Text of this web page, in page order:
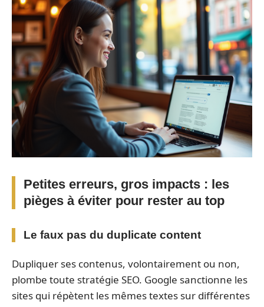
Petites erreurs, gros impacts : les
pièges à éviter pour rester au top
Le faux pas du duplicate content
Dupliquer ses contenus, volontairement ou non,
plombe toute stratégie SEO. Google sanctionne les
sites qui répètent les mêmes textes sur différentes